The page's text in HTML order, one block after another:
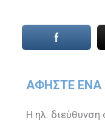
ΑΦΉΣΤΕ ΈΝΑ
Η ηλ. διεύθυνση